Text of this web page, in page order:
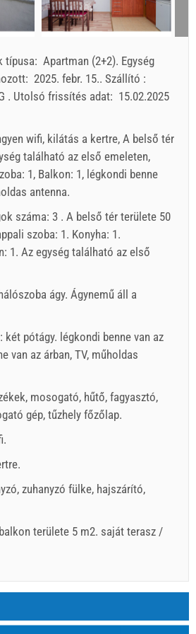
135.71 EUR 135.71 EUR
7 3
Bármelyik nap Bármelyik nap
ára csak meghatározott számú
szept. 25. - 2026. dec. 31. / -
Vendégregisztráció (01.01 -
5 EUR (once - által _person)
5 EUR (per_night - által _unit)
12 13 14 15
21 22
23
Szállító feltételei
azonnal további kérdése van,
típusa: Apartman (2+2). Egység
2025. febr. 15.. Szállító :
. Utolsó frissítés adat: 15.02.2025
wifi, kilátás a kertre, A belső tér
található az első emeleten,
1, Balkon: 1, légkondi benne
antenna.
száma: 3 . A belső tér területe 50
szoba: 1. Konyha: 1.
1. Az egység található az első
hálószoba ágy. Ágynemű áll a
két pótágy. légkondi benne van az
van az árban, TV, műholdas
, mosogató, hűtő, fagyasztó,
gép, tűzhely főzőlap.
.
.
, zuhanyzó fülke, hajszárító,
területe 5 m2. saját terasz /
2026 EUR
2026. júl. 18.
2026. aug. 9.
2026.
háttér el van könyvelve.
augusztus
kötelező!